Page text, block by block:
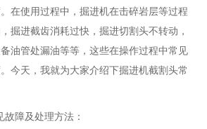
在使用过程中，掘进机在击碎岩层等过程
掘进截齿消耗过快，掘进切割头不转动，
油管处漏油等等，这些在操作过程中常见
今天，我就为大家介绍下掘进机截割头常
障及处理方法：